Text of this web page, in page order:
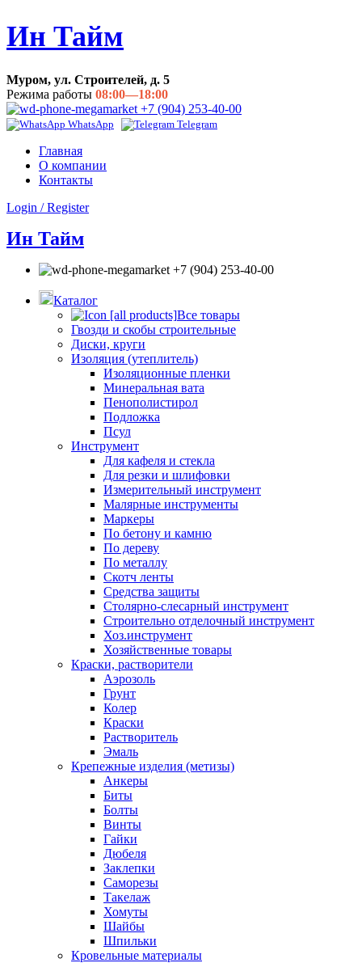
Ин Тайм
Муром, ул. Строителей, д. 5
Режима работы 08:00—18:00
+7 (904) 253-40-00
WhatsApp Telegram
Главная
О компании
Контакты
Login / Register
Ин Тайм
+7 (904) 253-40-00
Каталог
Все товары
Гвозди и скобы строительные
Диски, круги
Изоляция (утеплитель)
Изоляционные пленки
Минеральная вата
Пенополистирол
Подложка
Псул
Инструмент
Для кафеля и стекла
Для резки и шлифовки
Измерительный инструмент
Малярные инструменты
Маркеры
По бетону и камню
По дереву
По металлу
Скотч ленты
Средства защиты
Столярно-слесарный инструмент
Строительно отделочный инструмент
Хоз.инструмент
Хозяйственные товары
Краски, растворители
Аэрозоль
Грунт
Колер
Краски
Растворитель
Эмаль
Крепежные изделия (метизы)
Анкеры
Биты
Болты
Винты
Гайки
Дюбеля
Заклепки
Саморезы
Такелаж
Хомуты
Шайбы
Шпильки
Кровельные материалы